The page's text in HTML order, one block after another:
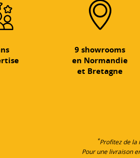
9 showrooms
en Normandie
et Bretagne
*Profitez de la
Pour une livraison